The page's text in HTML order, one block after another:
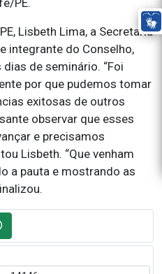
Lisbeth Lima, a Secretaria
integrante do Conselho,
de seminário. “Foi
por que pudemos tomar
exitosas de outros
observar que esses
e precisamos
Lisbeth. “Que venham
a pauta e mostrando as